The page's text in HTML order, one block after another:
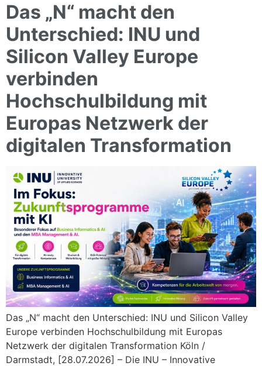
Das „N“ macht den
Unterschied: INU und
Silicon Valley Europe
verbinden
Hochschulbildung mit
Europas Netzwerk der
digitalen Transformation
Das „N“ macht den Unterschied: INU und Silicon Valley
Europe verbinden Hochschulbildung mit Europas
Netzwerk der digitalen Transformation Köln /
Darmstadt, [28.07.2026] – Die INU – Innovative